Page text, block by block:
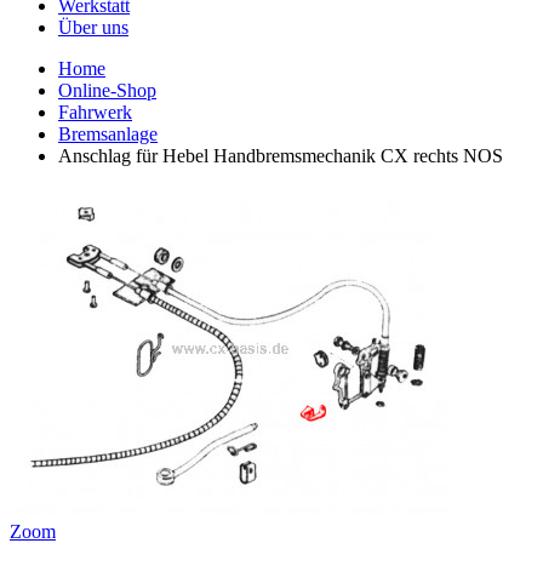
Werkstatt
Über uns
Home
Online-Shop
Fahrwerk
Bremsanlage
Anschlag für Hebel Handbremsmechanik CX rechts NOS
Zoom